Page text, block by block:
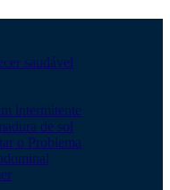
saudável
intermitente
de sol
o Problema